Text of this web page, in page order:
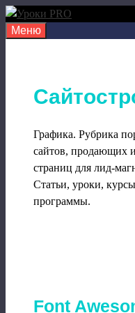
Перейти
Меню
Графика. Рубрика
сайтов, продающих
страниц для лид-
Статьи, уроки,
программы.
Font